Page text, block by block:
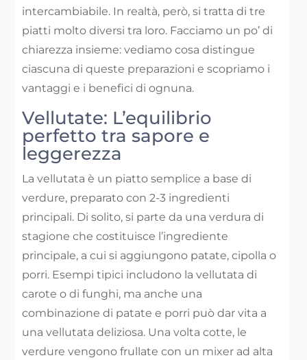
intercambiabile. In realtà, però, si tratta di tre
piatti molto diversi tra loro. Facciamo un po’ di
chiarezza insieme: vediamo cosa distingue
ciascuna di queste preparazioni e scopriamo i
vantaggi e i benefici di ognuna.
Vellutate: L’equilibrio
perfetto tra sapore e
leggerezza
La vellutata è un piatto semplice a base di
verdure, preparato con 2-3 ingredienti
principali. Di solito, si parte da una verdura di
stagione che costituisce l’ingrediente
principale, a cui si aggiungono patate, cipolla o
porri. Esempi tipici includono la vellutata di
carote o di funghi, ma anche una
combinazione di patate e porri può dar vita a
una vellutata deliziosa. Una volta cotte, le
verdure vengono frullate con un mixer ad alta